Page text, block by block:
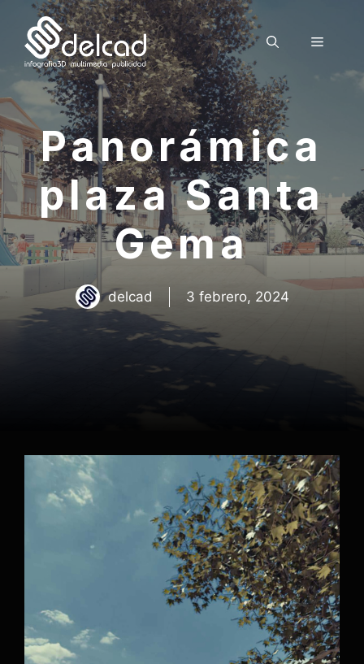
Saltar
contenido
Menú
Panorámica
plaza Santa
Gema
delcad 3 febrero, 2024